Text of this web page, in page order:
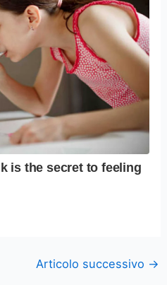
Articolo successivo →